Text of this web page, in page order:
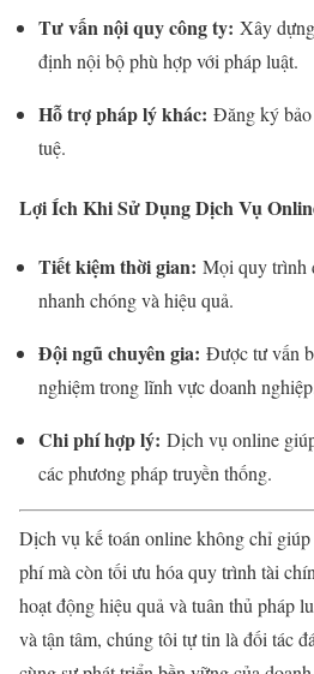
Tư vấn nội quy công ty: Xây
định nội bộ phù hợp với pháp luật.
Hỗ trợ pháp lý khác: Đăng ký
tuệ.
Lợi Ích Khi Sử Dụng Dịch Vụ
Tiết kiệm thời gian: Mọi quy trình
nhanh chóng và hiệu quả.
Đội ngũ chuyên gia: Được tư vấn
nghiệm trong lĩnh vực doanh
Chi phí hợp lý: Dịch vụ online
các phương pháp truyền thống.
Dịch vụ kế toán online không chỉ
phí mà còn tối ưu hóa quy trình tài
hoạt động hiệu quả và tuân thủ pháp
và tận tâm, chúng tôi tự tin là đối tác